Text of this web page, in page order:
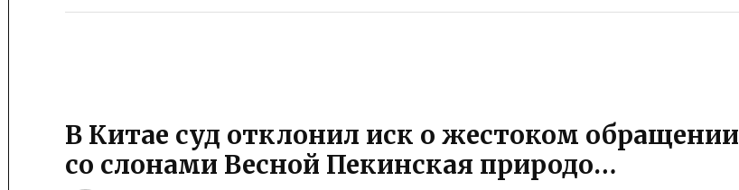
В Китае суд отклонил иск о жестоком обращении
со слонами Весной Пекинская природо…